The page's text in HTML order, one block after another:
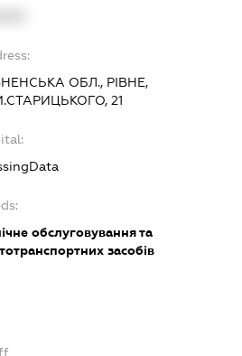
ОБЛ., РІВНЕ,
21
обслуговування та
засобів